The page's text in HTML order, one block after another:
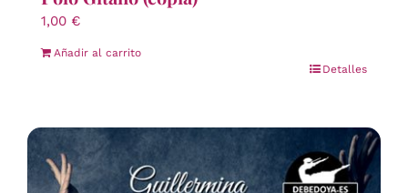
1,00 €
Añadir al carrito
Detalles